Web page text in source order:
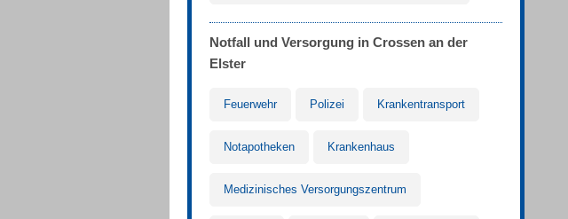
Notfall und Versorgung in Crossen an der
Elster
Feuerwehr Polizei Krankentransport
Notapotheken Krankenhaus
Medizinisches Versorgungszentrum